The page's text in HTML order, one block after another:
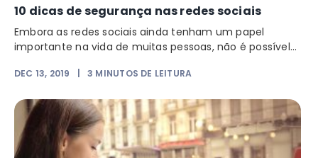
10 dicas de segurança nas redes sociais
Embora as redes sociais ainda tenham um papel
importante na vida de muitas pessoas, não é possível...
DEC 13, 2019 |3 MINUTOS DE LEITURA